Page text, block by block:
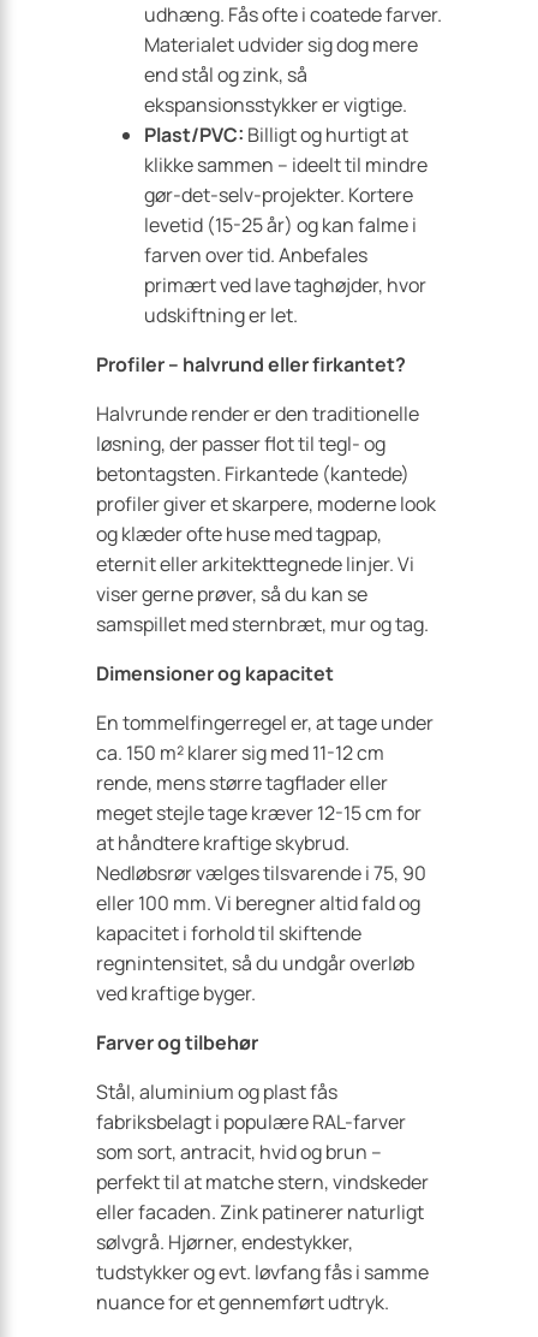
udhæng. Fås ofte i coatede farver.
Materialet udvider sig dog mere
end stål og zink, så
ekspansionsstykker er vigtige.
Plast/PVC: Billigt og hurtigt at
klikke sammen – ideelt til mindre
gør-det-selv-projekter. Kortere
levetid (15-25 år) og kan falme i
farven over tid. Anbefales
primært ved lave taghøjder, hvor
udskiftning er let.
Profiler – halvrund eller firkantet?
Halvrunde render er den traditionelle
løsning, der passer flot til tegl- og
betontagsten. Firkantede (kantede)
profiler giver et skarpere, moderne look
og klæder ofte huse med tagpap,
eternit eller arkitekttegnede linjer. Vi
viser gerne prøver, så du kan se
samspillet med sternbræt, mur og tag.
Dimensioner og kapacitet
En tommelfingerregel er, at tage under
ca. 150 m² klarer sig med 11-12 cm
rende, mens større tagflader eller
meget stejle tage kræver 12-15 cm for
at håndtere kraftige skybrud.
Nedløbsrør vælges tilsvarende i 75, 90
eller 100 mm. Vi beregner altid fald og
kapacitet i forhold til skiftende
regnintensitet, så du undgår overløb
ved kraftige byger.
Farver og tilbehør
Stål, aluminium og plast fås
fabriksbelagt i populære RAL-farver
som sort, antracit, hvid og brun –
perfekt til at matche stern, vindskeder
eller facaden. Zink patinerer naturligt
sølvgrå. Hjørner, endestykker,
tudstykker og evt. løvfang fås i samme
nuance for et gennemført udtryk.